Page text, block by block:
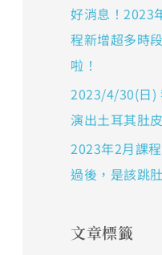
好消息！2023
程新增超多時
啦！
2023/4/30(日)
演出土耳其肚
2023年2月課
過後，是該跳
文章標籤